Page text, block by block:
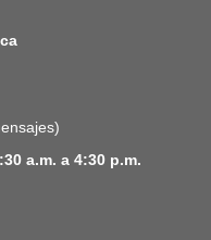
a.m. a 4:30 p.m.